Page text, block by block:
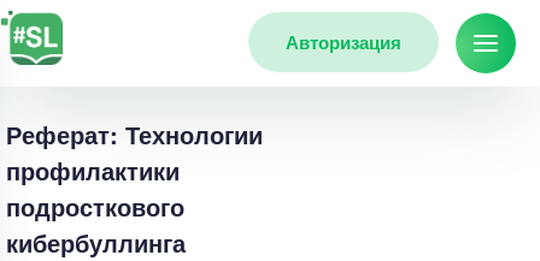
Авторизация
Реферат: Технологии
профилактики
подросткового
кибербуллинга